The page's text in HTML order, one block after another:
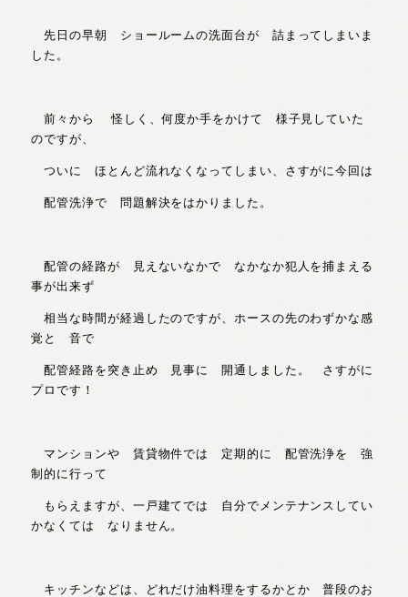
先日の早朝 ショールームの洗面台が 詰まってしまいま
した。
前々から 怪しく、何度か手をかけて 様子見していた
のですが、
ついに ほとんど流れなくなってしまい、さすがに今回は
配管洗浄で 問題解決をはかりました。
配管の経路が 見えないなかで なかなか犯人を捕まえる
事が出来ず
相当な時間が経過したのですが、ホースの先のわずかな感
覚と 音で
配管経路を突き止め 見事に 開通しました。 さすがに
プロです！
マンションや 賃貸物件では 定期的に 配管洗浄を 強
制的に行って
もらえますが、一戸建てでは 自分でメンテナンスしてい
かなくては なりません。
キッチンなどは、どれだけ油料理をするかとか 普段のお